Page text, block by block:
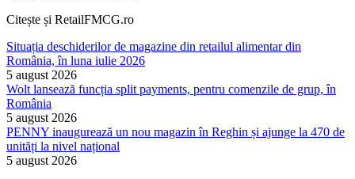
Citește și RetailFMCG.ro
Situația deschiderilor de magazine din retailul alimentar din
România, în luna iulie 2026
5 august 2026
Wolt lansează funcția split payments, pentru comenzile de grup, în
România
5 august 2026
PENNY inaugurează un nou magazin în Reghin și ajunge la 470 de
unități la nivel național
5 august 2026